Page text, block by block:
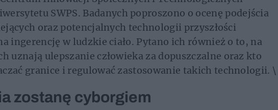
SWPS. Badanych poproszono o ocenę podejścia
oraz potencjalnych technologii przyszłości
ingerencję w ludzkie ciało. Pytano ich również o to, na
uznają ulepszanie człowieka za dopuszczalne oraz kto
granice i regulować zastosowanie takich technologii. \
zostanę cyborgiem